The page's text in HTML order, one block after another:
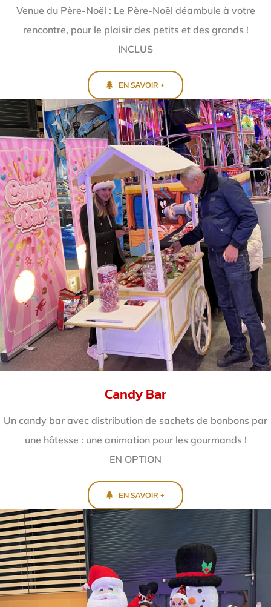
Venue du Père-Noël : Le Père-Noël déambule à votre
rencontre, pour le plaisir des petits et des grands !
INCLUS
EN SAVOIR +
Candy Bar
Un candy bar avec distribution de sachets de bonbons par
une hôtesse : une animation pour les gourmands !
EN OPTION
EN SAVOIR +